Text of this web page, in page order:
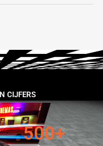
CIJFERS
500+